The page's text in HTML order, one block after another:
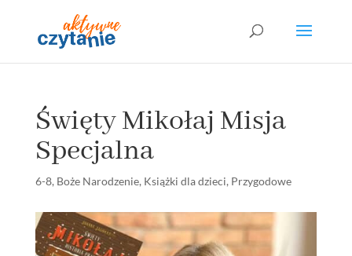
Święty Mikołaj Misja
Specjalna
6-8, Boże Narodzenie, Książki dla dzieci, Przygodowe